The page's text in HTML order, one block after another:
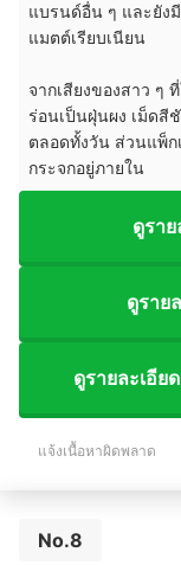
แบรนด์อื่น ๆ และยัง
แมตต์เรียบเนียน
จากเสียงของสาว ๆ
ร่อนเป็นฝุ่นผง เม็ด
ตลอดทั้งวัน ส่วนแพ็ก
กระจกอยู่ภายใน
ดูรา
ดูราย
ดูรายละเอีย
แจ้งเนื้อหาผิดพลาด
No.8